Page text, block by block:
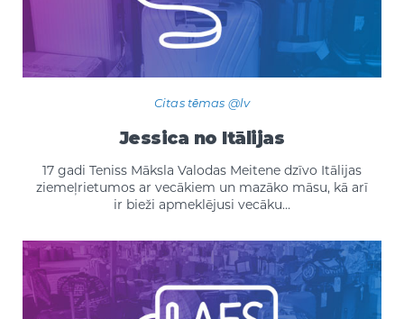
Citas tēmas @lv
Jessica no Itālijas
17 gadi Teniss Māksla Valodas Meitene dzīvo Itālijas
ziemeļrietumos ar vecākiem un mazāko māsu, kā arī
ir bieži apmeklējusi vecāku…